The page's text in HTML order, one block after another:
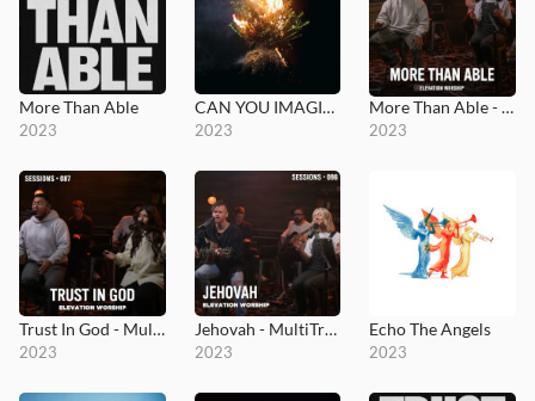
More Than Able
2023
CAN YOU IMAGINE?
2023
More Than Able - MultiTracks.com Session
2023
Trust In God - MultiTracks.com Session
2023
Jehovah - MultiTracks.com Session
2023
Echo The Angels
2023